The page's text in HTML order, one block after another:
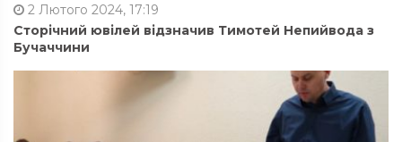
2 Лютого 2024, 17:19
Сторічний ювілей відзначив Тимотей Непийвода з
Бучаччини